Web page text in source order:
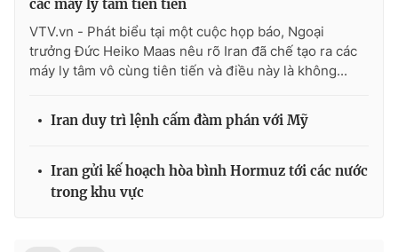
Theo dõi báo trên
các máy ly tâm tiên tiến
VTV.vn - Phát biểu tại một cuộc họp báo, Ngoại
trưởng Đức Heiko Maas nêu rõ Iran đã chế tạo ra các
máy ly tâm vô cùng tiên tiến và điều này là không...
Iran duy trì lệnh cấm đàm phán với Mỹ
Iran gửi kế hoạch hòa bình Hormuz tới các nước
trong khu vực